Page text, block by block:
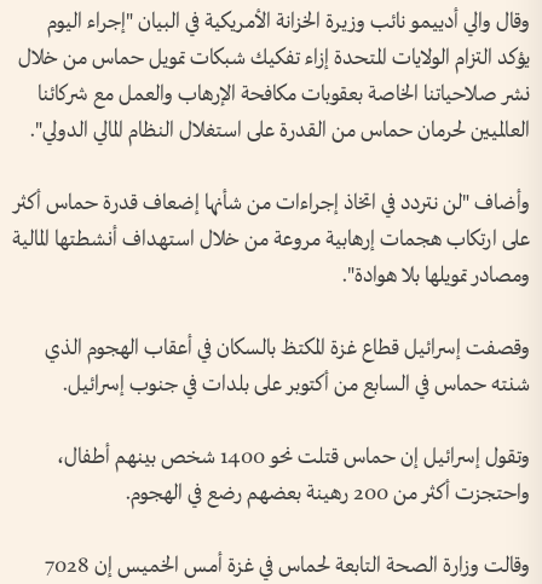
وقال والي أدييمو نائب وزيرة الخزانة الأمريكية في البيان "إجراء اليوم
يؤكد التزام الولايات المتحدة إزاء تفكيك شبكات تمويل حماس من خلال
نشر صلاحياتنا الخاصة بعقوبات مكافحة الإرهاب والعمل مع شركائنا
العالميين لحرمان حماس من القدرة على استغلال النظام المالي الدولي".
وأضاف "لن نتردد في اتخاذ إجراءات من شأنها إضعاف قدرة حماس أكثر
على ارتكاب هجمات إرهابية مروعة من خلال استهداف أنشطتها المالية
ومصادر تمويلها بلا هوادة".
وقصفت إسرائيل قطاع غزة المكتظ بالسكان في أعقاب الهجوم الذي
شنته حماس في السابع من أكتوبر على بلدات في جنوب إسرائيل.
وتقول إسرائيل إن حماس قتلت نحو 1400 شخص بينهم أطفال،
واحتجزت أكثر من 200 رهينة بعضهم رضع في الهجوم.
وقالت وزارة الصحة التابعة لحماس في غزة أمس الخميس إن 7028